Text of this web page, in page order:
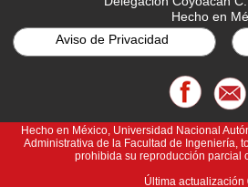
Hecho en
Aviso de Privacidad
Hecho en México, Universidad Nacional
Administrativa de la Facultad de Ingeniería,
prohibida su reproducción parcial
Última actualización